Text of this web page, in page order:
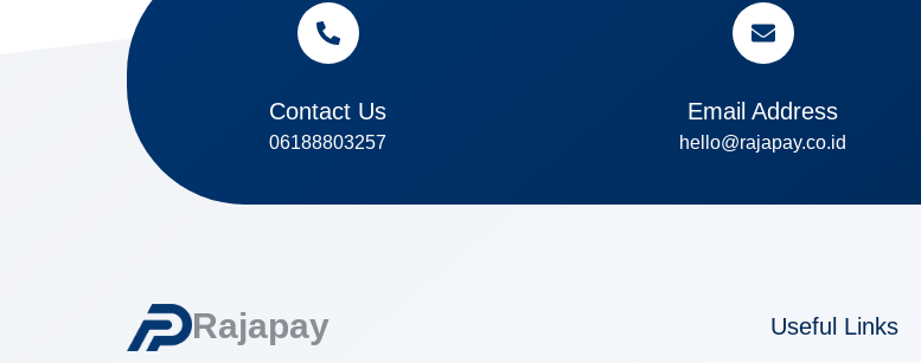
Contact Us
06188803257
Email Address
hello@rajapay.co.id
Rajapay Useful Links